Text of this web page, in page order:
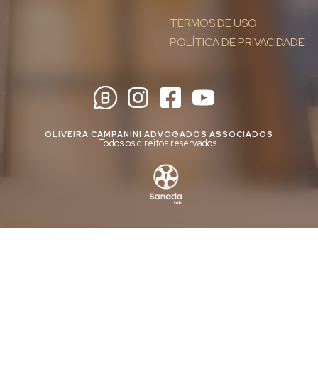
TERMOS DE USO
POLÍTICA DE PRIVACIDADE
OLIVEIRA CAMPANINI ADVOGADOS ASSOCIADOS
Todos os direitos reservados.